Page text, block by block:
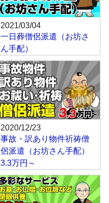
2021/03/04
一日葬僧侶派遣（お坊さ
ん手配）
2020/12/23
事故・訳あり物件祈祷僧
侶派遣（お坊さん手配）
3.3万円～